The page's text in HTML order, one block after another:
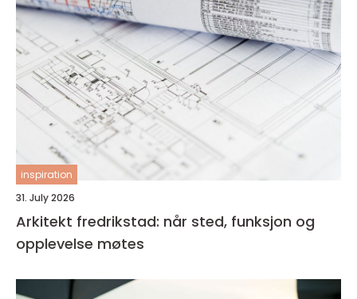
inspiration
31. July 2026
Arkitekt fredrikstad: når sted, funksjon og
opplevelse møtes